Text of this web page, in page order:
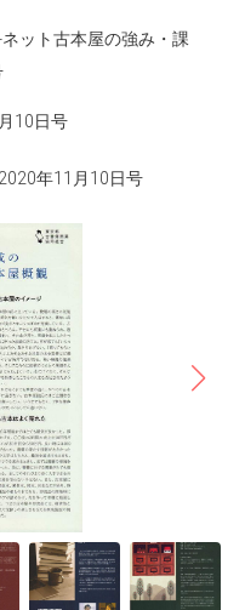
ネット古本屋の強み・課
10日号
年11月10日号